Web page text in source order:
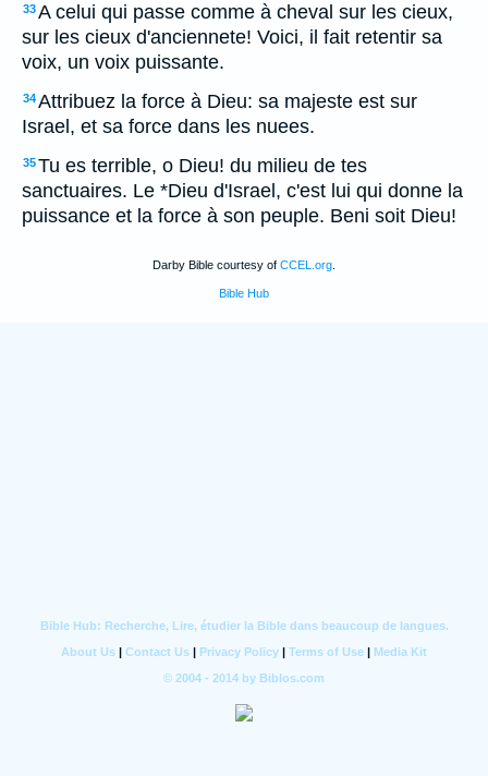
33A celui qui passe comme à cheval sur les cieux,
sur les cieux d'anciennete! Voici, il fait retentir sa
voix, un voix puissante.
34Attribuez la force à Dieu: sa majeste est sur
Israel, et sa force dans les nuees.
35Tu es terrible, o Dieu! du milieu de tes
sanctuaires. Le *Dieu d'Israel, c'est lui qui donne la
puissance et la force à son peuple. Beni soit Dieu!
Darby Bible courtesy of CCEL.org
Bible Hub